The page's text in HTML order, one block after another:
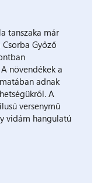
tanszaka már
Győző
növendékek a
adnak
A
versenymű
vidám hangulatú